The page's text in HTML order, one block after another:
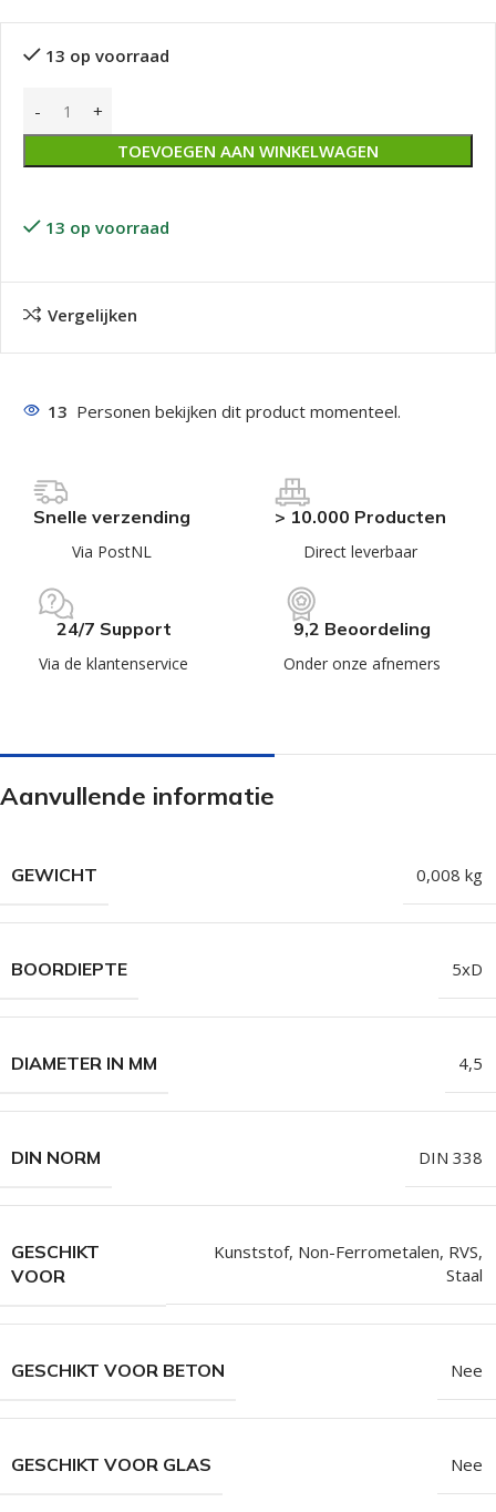
13 op voorraad
TOEVOEGEN AAN WINKELWAGEN
13 op voorraad
Vergelijken
13 Personen bekijken dit product momenteel.
Snelle verzending
Via PostNL
> 10.000 Producten
Direct leverbaar
24/7 Support
Via de klantenservice
9,2 Beoordeling
Onder onze afnemers
Aanvullende informatie
GEWICHT 0,008 kg
BOORDIEPTE 5xD
DIAMETER IN MM 4,5
DIN NORM DIN 338
GESCHIKT
VOOR
Kunststof, Non-Ferrometalen, RVS,
Staal
GESCHIKT VOOR BETON Nee
GESCHIKT VOOR GLAS Nee